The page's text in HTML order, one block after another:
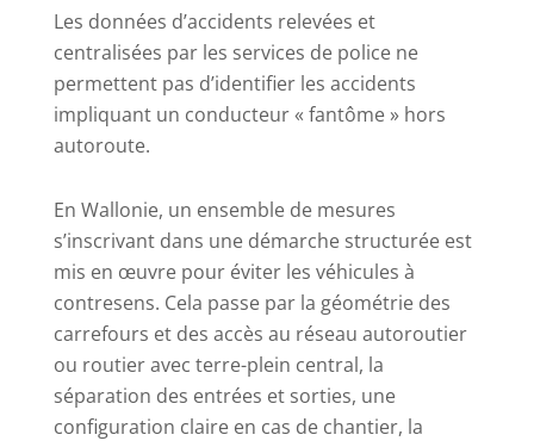
Les données d’accidents relevées et
centralisées par les services de police ne
permettent pas d’identifier les accidents
impliquant un conducteur « fantôme » hors
autoroute.
En Wallonie, un ensemble de mesures
s’inscrivant dans une démarche structurée est
mis en œuvre pour éviter les véhicules à
contresens. Cela passe par la géométrie des
carrefours et des accès au réseau autoroutier
ou routier avec terre-plein central, la
séparation des entrées et sorties, une
configuration claire en cas de chantier, la